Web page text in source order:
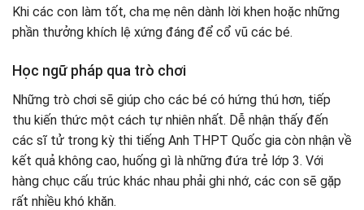
Khi các con làm tốt, cha mẹ nên dành lời khen hoặc những
phần thưởng khích lệ xứng đáng để cổ vũ các bé.
Học ngữ pháp qua trò chơi
Những trò chơi sẽ giúp cho các bé có hứng thú hơn, tiếp
thu kiến thức một cách tự nhiên nhất. Dễ nhận thấy đến
các sĩ tử trong kỳ thi tiếng Anh THPT Quốc gia còn nhận về
kết quả không cao, huống gì là những đứa trẻ lớp 3. Với
hàng chục cấu trúc khác nhau phải ghi nhớ, các con sẽ gặp
rất nhiều khó khăn.